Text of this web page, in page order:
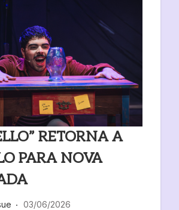
RETORNA A
PARA NOVA
03/06/2026